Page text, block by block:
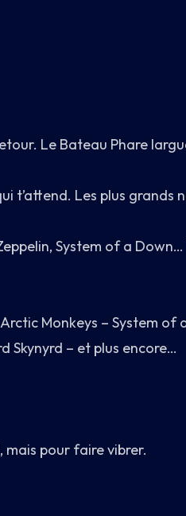
Le Bateau Phare
t’attend. Les plus
System of a
Monkeys – System
Skynyrd – et plus encore…
mais pour faire vibrer.